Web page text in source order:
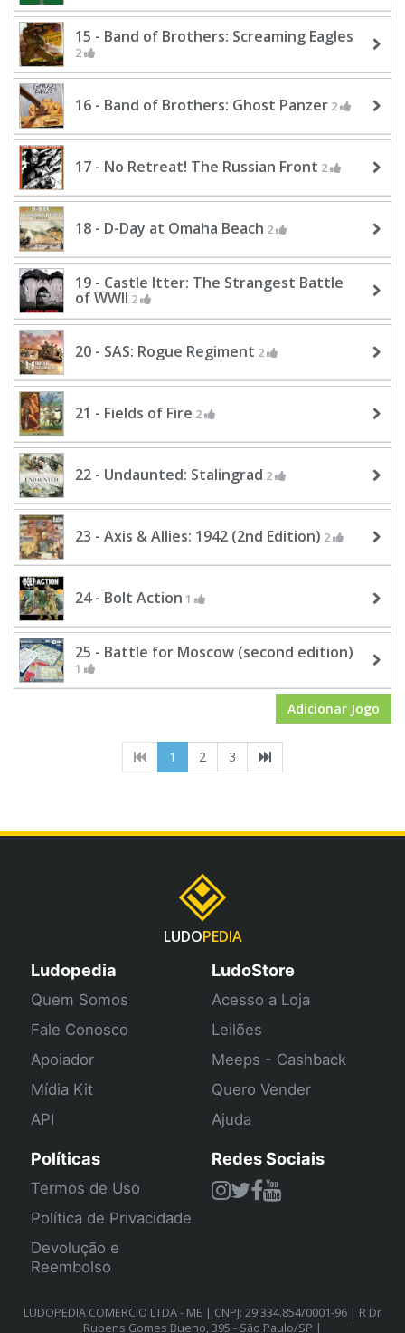
15 - Band of Brothers: Screaming Eagles
2
16 - Band of Brothers: Ghost Panzer 2
17 - No Retreat! The Russian Front 2
18 - D-Day at Omaha Beach 2
19 - Castle Itter: The Strangest Battle
of WWII 2
20 - SAS: Rogue Regiment 2
21 - Fields of Fire 2
22 - Undaunted: Stalingrad 2
23 - Axis & Allies: 1942 (2nd Edition) 2
24 - Bolt Action 1
25 - Battle for Moscow (second edition)
1
Adicionar Jogo
1 (current)
2 3
LUDOPEDIA
Ludopedia
Quem Somos
Fale Conosco
Apoiador
Mídia Kit
API
LudoStore
Acesso a Loja
Leilões
Meeps - Cashback
Quero Vender
Ajuda
Políticas
Termos de Uso
Política de Privacidade
Devolução e
Reembolso
Redes Sociais
LUDOPEDIA COMERCIO LTDA - ME | CNPJ: 29.334.854/0001-96 | R Dr
Rubens Gomes Bueno, 395 - São Paulo/SP |